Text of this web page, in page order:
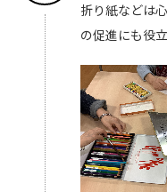
折り紙などは
の促進にも役立